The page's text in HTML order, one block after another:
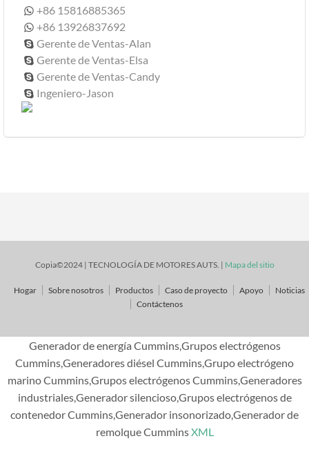
 +86 15816885365
 +86 13926837692
 Gerente de Ventas-Alan
 Gerente de Ventas-Elsa
 Gerente de Ventas-Candy
 Ingeniero-Jason
Copia©2024 | TECNOLOGÍA DE MOTORES AUTS. | Mapa del sitio
Hogar Sobre nosotros Productos Caso de proyecto Apoyo
Noticias
Contáctenos
Generador de energía Cummins,Grupos electrógenos
Cummins,Generadores diésel Cummins,Grupo electrógeno
marino Cummins,Grupos electrógenos Cummins,Generadores
industriales,Generador silencioso,Grupos electrógenos de
contenedor Cummins,Generador insonorizado,Generador de
remolque CumminsXML